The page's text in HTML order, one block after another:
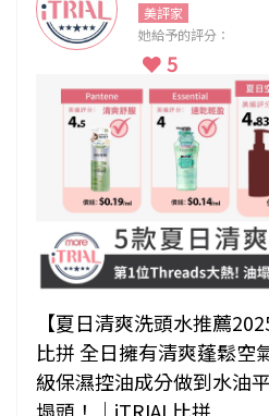
美評家
她給予的評分：
5
【夏日清爽洗頭水推薦
比拼 全日擁有清爽蓬鬆空
級保濕控油成分做到水油